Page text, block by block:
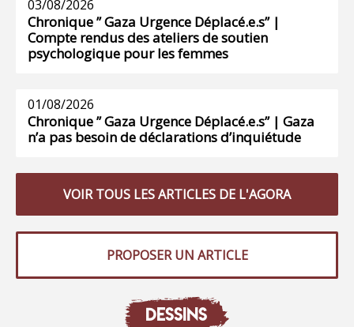
03/08/2026
Chronique ” Gaza Urgence Déplacé.e.s” |
Compte rendus des ateliers de soutien
psychologique pour les femmes
01/08/2026
Chronique ” Gaza Urgence Déplacé.e.s” | Gaza
n’a pas besoin de déclarations d’inquiétude
VOIR TOUS LES ARTICLES DE L'AGORA
PROPOSER UN ARTICLE
DESSINS